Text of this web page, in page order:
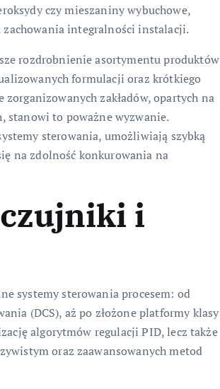
czy mieszaniny wybuchowe,
zachowania integralności instalacji.
rozdrobnienie asortymentu produktów
formulacji oraz krótkiego
zakładów, opartych na
stanowi to poważne wyzwanie.
sterowania, umożliwiają szybką
na zdolność konkurowania na
i
systemy sterowania procesem: od
(DCS), aż po złożone platformy klasy
algorytmów regulacji PID, lecz także
oraz zaawansowanych metod